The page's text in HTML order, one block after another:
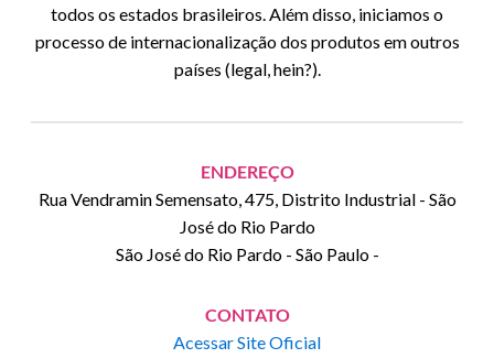
todos os estados brasileiros. Além disso, iniciamos o
processo de internacionalização dos produtos em outros
países (legal, hein?).
ENDEREÇO
Rua Vendramin Semensato, 475, Distrito Industrial - São
José do Rio Pardo
São José do Rio Pardo- São Paulo-
CONTATO
Acessar Site Oficial